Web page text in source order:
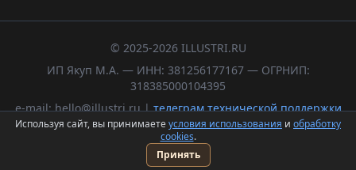
© 2025-2026 ILLUSTRI.RU
ИП Якуп М.А. — ИНН: 381256177167 — ОГРНИП:
318385000104395
e-mail: hello@illustri.ru |телеграм технической поддержки
Политика обработки персональных данных
Пользовательское соглашение
Используя сайт, вы принимаетеусловия использования и обработку
cookies.
Принять